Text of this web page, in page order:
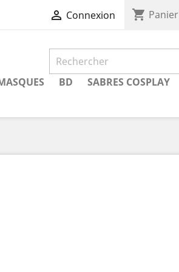
 Connexion shopping_cart Panier
BD SABRES COSPLAY